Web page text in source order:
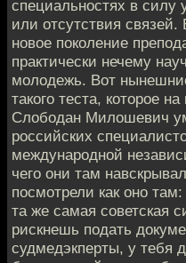
специальностях в силу
или отсутствия
новое поколение
практически нечему
молодежь. Вот
такого теста, которое
Слободан Милошевич
российских
международной
чего они там
посмотрели как оно
та же самая советская
рискнешь подать
судмедэкперты, у тебя